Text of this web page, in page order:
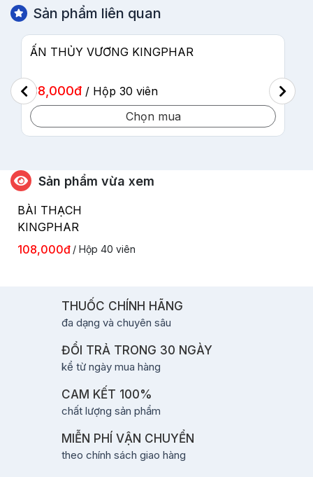
Sản phẩm liên quan
PYGEUM - TIỀN LIỆT TUYẾN KINGPHAR
168,000đ/ Hộp 30 viên
Chọn mua
Sản phẩm vừa xem
BÀI THẠCH
KINGPHAR
108,000đ / Hộp 40 viên
THUỐC CHÍNH HÃNG
đa dạng và chuyên sâu
ĐỔI TRẢ TRONG 30 NGÀY
kể từ ngày mua hàng
CAM KẾT 100%
chất lượng sản phẩm
MIỄN PHÍ VẬN CHUYỂN
theo chính sách giao hàng